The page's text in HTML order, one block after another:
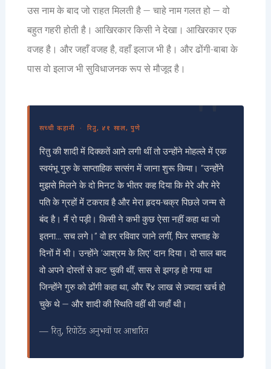
उस नाम के बाद जो राहत मिलती है — चाहे नाम गलत हो — वो
बहुत गहरी होती है। आखिरकार किसी ने देखा। आखिरकार एक
वजह है। और जहाँ वजह है, वहाँ इलाज भी है। और ढोंगी-बाबा के
पास वो इलाज भी सुविधाजनक रूप से मौजूद है।
सच्ची कहानी · रितु, ४१ साल, पुणे
रितु की शादी में दिक्कतें आने लगी थीं तो उन्होंने मोहल्ले में एक
स्वयंभू गुरु के साप्ताहिक सत्संग में जाना शुरू किया। “उन्होंने
मुझसे मिलने के दो मिनट के भीतर कह दिया कि मेरे और मेरे
पति के ग्रहों में टकराव है और मेरा हृदय-चक्र पिछले जन्म से
बंद है। मैं रो पड़ी। किसी ने कभी कुछ ऐसा नहीं कहा था जो
इतना… सच लगे।” वो हर रविवार जाने लगीं, फिर सप्ताह के
दिनों में भी। उन्होंने ‘आश्रम के लिए’ दान दिया। दो साल बाद
वो अपने दोस्तों से कट चुकी थीं, सास से झगड़ हो गया था
जिन्होंने गुरु को ढोंगी कहा था, और ₹४ लाख से ज़्यादा खर्च हो
चुके थे — और शादी की स्थिति वहीं थी जहाँ थी।
— रितु, रिपोर्टेड अनुभवों पर आधारित